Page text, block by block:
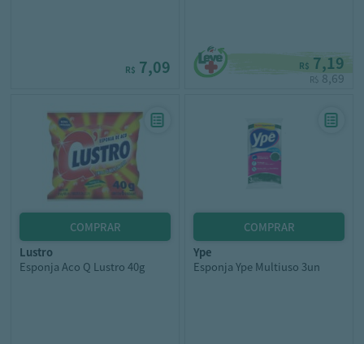
R$ 7,09 R$ 7,19
R$ 8,69
lustro
Esponja Aco Q Lustro 40g
ype
Esponja Ype Multiuso 3un